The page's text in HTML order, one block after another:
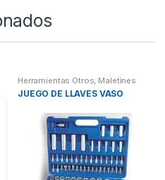
Herramientas Otros, Maletines
Herramientas, Extractores,
Compresímetros, otros
JUEGO DE LLAVES VASO